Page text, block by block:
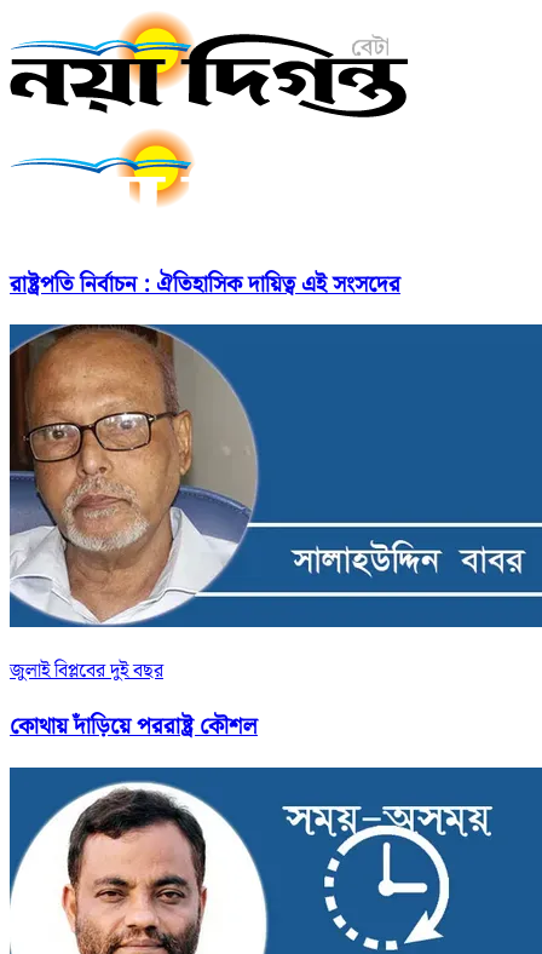
রাষ্ট্রপতি নির্বাচন : ঐতিহাসিক দায়িত্ব এই সংসদের
জুলাই বিপ্লবের দুই বছর
কোথায় দাঁড়িয়ে পররাষ্ট্র কৌশল